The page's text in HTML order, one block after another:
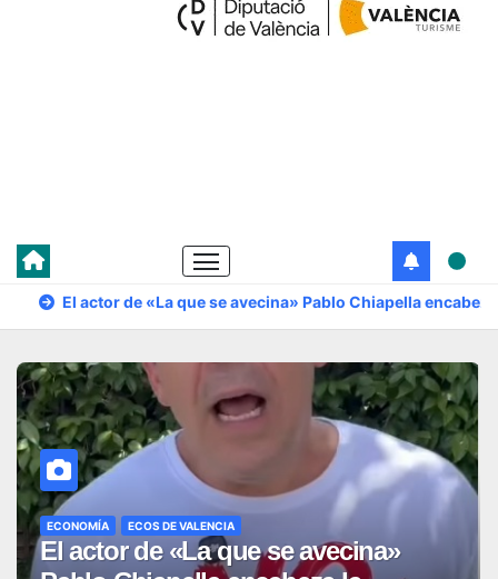
El actor de «La que se avecina» Pablo Chiapella
ECONOMÍA ECOS DE VALENCIA
El actor de «La que se avecina»